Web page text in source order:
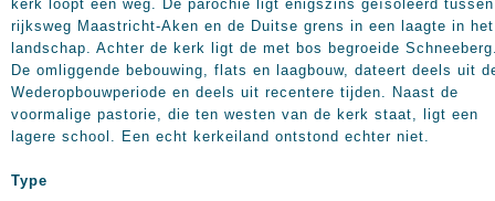
kerk loopt een weg. De parochie ligt enigszins geïsoleerd
rijksweg Maastricht-Aken en de Duitse grens in een laagte in het
landschap. Achter de kerk ligt de met bos begroeide
De omliggende bebouwing, flats en laagbouw, dateert deels uit
Wederopbouwperiode en deels uit recentere tijden. Naast de
voormalige pastorie, die ten westen van de kerk staat, ligt een
lagere school. Een echt kerkeiland ontstond echter niet.
Type